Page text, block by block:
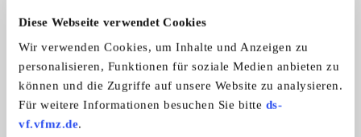
Diese Webseite verwendet Cookies
Wir verwenden Cookies, um Inhalte und Anzeigen zu
personalisieren, Funktionen für soziale Medien anbieten zu
können und die Zugriffe auf unsere Website zu analysieren.
Für weitere Informationen besuchen Sie bitte ds-
vf.vfmz.de.
Alle Marken
Alle Marken
Oldtimerfreunde Gundelfingen